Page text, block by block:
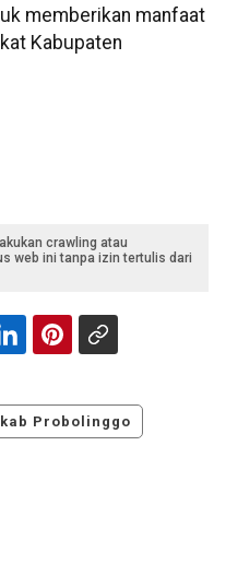
memberikan manfaat
Kabupaten
crawling atau
web ini tanpa izin tertulis dari
Probolinggo